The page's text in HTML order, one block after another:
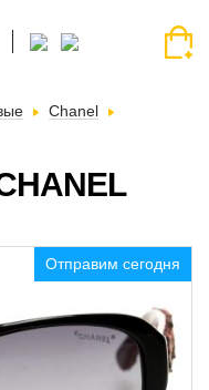
Chanel
Отправим сегодня